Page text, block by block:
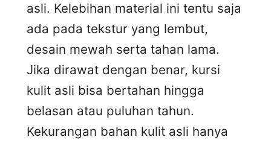
asli. Kelebihan material ini tentu saja
ada pada tekstur yang lembut,
desain mewah serta tahan lama.
Jika dirawat dengan benar, kursi
kulit asli bisa bertahan hingga
belasan atau puluhan tahun.
Kekurangan bahan kulit asli hanya